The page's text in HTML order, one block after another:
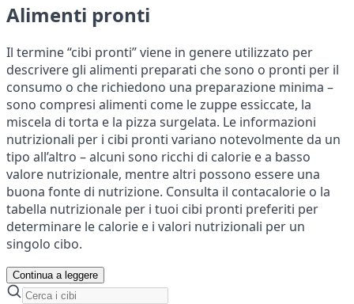
Alimenti pronti
Il termine “cibi pronti” viene in genere utilizzato per
descrivere gli alimenti preparati che sono o pronti per il
consumo o che richiedono una preparazione minima –
sono compresi alimenti come le zuppe essiccate, la
miscela di torta e la pizza surgelata. Le informazioni
nutrizionali per i cibi pronti variano notevolmente da un
tipo all’altro – alcuni sono ricchi di calorie e a basso
valore nutrizionale, mentre altri possono essere una
buona fonte di nutrizione. Consulta il contacalorie o la
tabella nutrizionale per i tuoi cibi pronti preferiti per
determinare le calorie e i valori nutrizionali per un
singolo cibo.
Continua a leggere